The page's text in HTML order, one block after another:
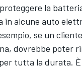
la
in alcune auto
se un
dovrebbe poter
tutta la durata.